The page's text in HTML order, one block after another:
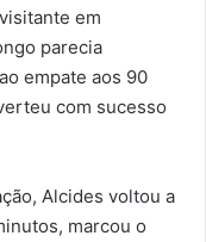
em
parecia
empate aos 90
com sucesso
Alcides voltou a
marcou o